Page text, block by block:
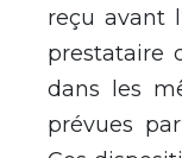
reçu avant
prestataire
dans les
prévues